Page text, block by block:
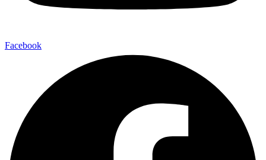
Facebook